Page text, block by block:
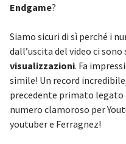
Endgame?
Siamo sicuri di sì perché i
dall’uscita del video ci
visualizzazioni. Fa
simile! Un record
precedente primato legato
numero clamoroso per
youtuber e Ferragnez!